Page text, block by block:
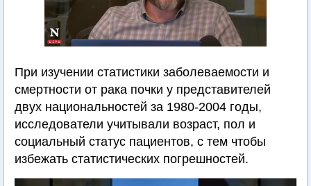
При изучении статистики заболеваемости и
смертности от рака почки у представителей
двух национальностей за 1980-2004 годы,
исследователи учитывали возраст, пол и
социальный статус пациентов, с тем чтобы
избежать статистических погрешностей.